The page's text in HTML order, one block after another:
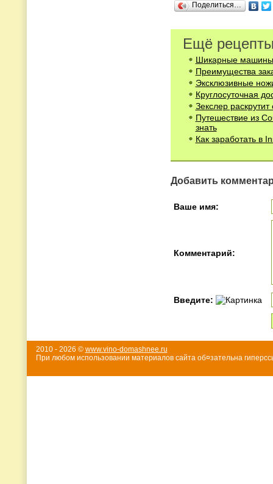
Поделиться…
Ещё
Шикарные машины
Преимущества
Эксклюзивные
Круглосуточная
Зекслер
Путешествие из
знать
Как заработать в
Добавить
Ваше имя:
Комментарий:
Введите:
2010 - 2026 © www.vino-domashnee.ru
При любом использовании материалов сайта об¤зательна